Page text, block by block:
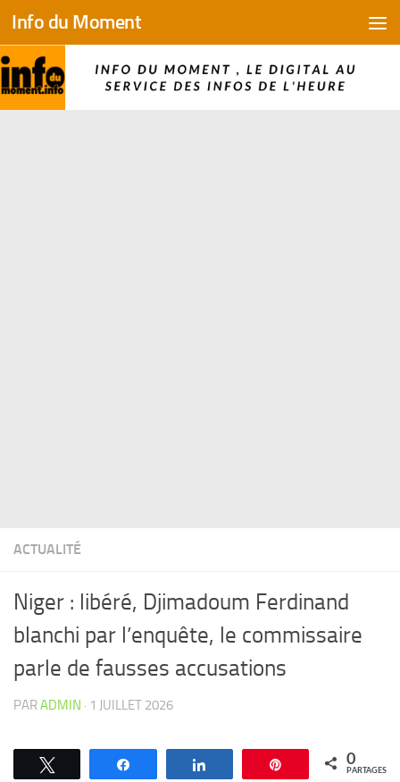
Skip to content
Info du Moment
ACTUALITÉ
Niger : libéré, Djimadoum Ferdinand
blanchi par l’enquête, le commissaire
parle de fausses accusations
PARADMIN · 1 JUILLET 2026
Épingle 0
PARTAGES